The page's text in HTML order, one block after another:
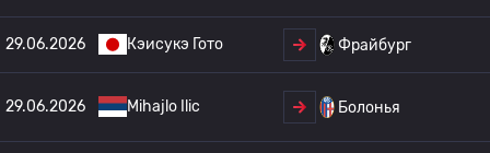
29.06.2026 Кэисукэ Гото Фрайбург
29.06.2026 Mihajlo Ilic Болонья